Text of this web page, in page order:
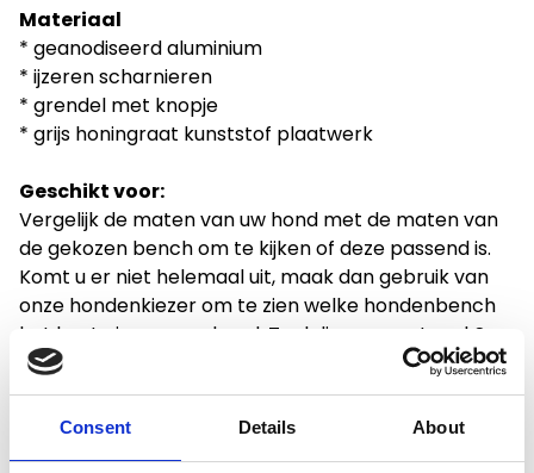
Consent Details About
Materiaal
* geanodiseerd aluminium
* ijzeren scharnieren
* grendel met knopje
* grijs honingraat kunststof plaatwerk
Geschikt voor:
Vergelijk de maten van uw hond met de maten van
de gekozen bench om te kijken of deze passend is.
Komt u er niet helemaal uit, maak dan gebruik van
onze hondenkiezer om te zien welke hondenbench
het beste is voor uw hond. Toch liever maatwerk?
Vraag dan een offerte aan via het
formulier.